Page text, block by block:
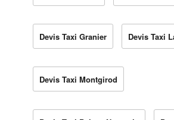
Devis Taxi Granier Devis Taxi
Devis Taxi Montgirod